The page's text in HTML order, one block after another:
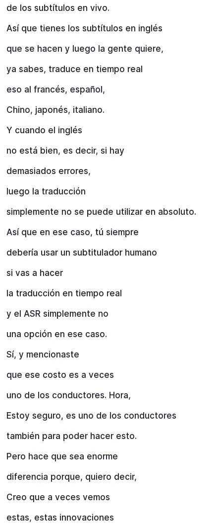
de los subtítulos en vivo.
Así que tienes los subtítulos en inglés
que se hacen y luego la gente quiere,
ya sabes, traduce en tiempo real
eso al francés, español,
Chino, japonés, italiano.
Y cuando el inglés
no está bien, es decir, si hay
demasiados errores,
luego la traducción
simplemente no se puede utilizar en absoluto.
Así que en ese caso, tú siempre
debería usar un subtitulador humano
si vas a hacer
la traducción en tiempo real
y el ASR simplemente no
una opción en ese caso.
Sí, y mencionaste
que ese costo es a veces
uno de los conductores. Hora,
Estoy seguro, es uno de los conductores
también para poder hacer esto.
Pero hace que sea enorme
diferencia porque, quiero decir,
Creo que a veces vemos
estas, estas innovaciones